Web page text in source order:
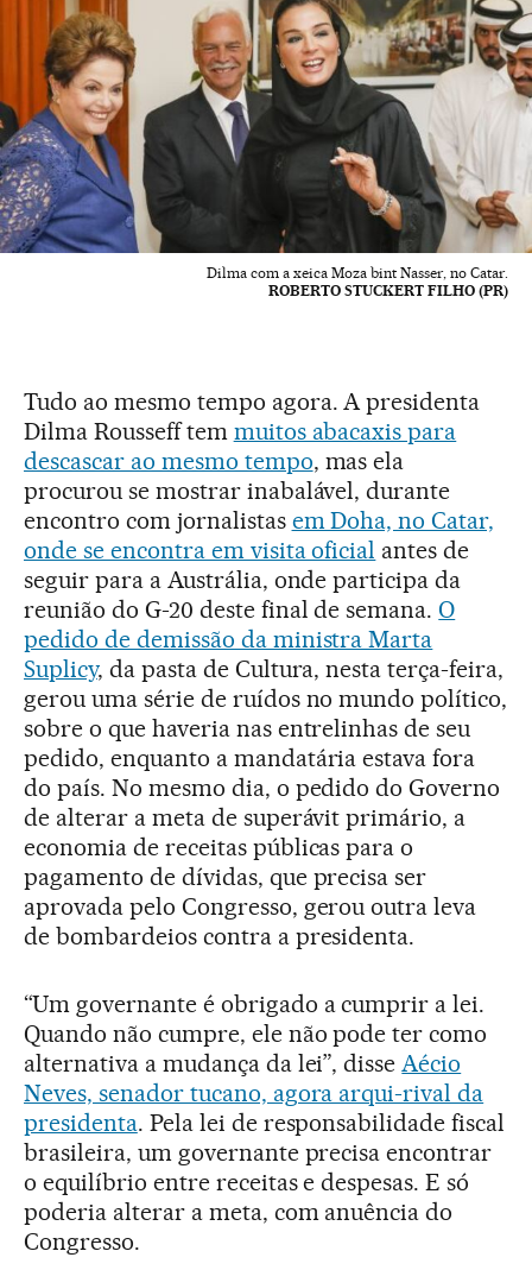
Dilma com a xeica Moza bint Nasser, no Catar.
ROBERTO STUCKERT FILHO (PR)
Tudo ao mesmo tempo agora. A presidenta
Dilma Rousseff tem muitos abacaxis para
descascar ao mesmo tempo, mas ela
procurou se mostrar inabalável, durante
encontro com jornalistas em Doha, no Catar,
onde se encontra em visita oficial antes de
seguir para a Austrália, onde participa da
reunião do G-20 deste final de semana. O
pedido de demissão da ministra Marta
Suplicy, da pasta de Cultura, nesta terça-feira,
gerou uma série de ruídos no mundo político,
sobre o que haveria nas entrelinhas de seu
pedido, enquanto a mandatária estava fora
do país. No mesmo dia, o pedido do Governo
de alterar a meta de superávit primário, a
economia de receitas públicas para o
pagamento de dívidas, que precisa ser
aprovada pelo Congresso, gerou outra leva
de bombardeios contra a presidenta.
“Um governante é obrigado a cumprir a lei.
Quando não cumpre, ele não pode ter como
alternativa a mudança da lei”, disseAécio
Neves, senador tucano, agora arqui-rival da
presidenta. Pela lei de responsabilidade fiscal
brasileira, um governante precisa encontrar
o equilíbrio entre receitas e despesas. E só
poderia alterar a meta, com anuência do
Congresso.